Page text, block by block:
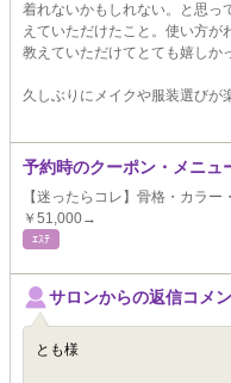
着れないかもしれない。と思っ
えていただけたこと。使い方
教えていただけてとても嬉しか
久しぶりにメイクや服装選びが
予約時のクーポン・メニュ
【迷ったらコレ】骨格・カラ
￥51,000→
ｴｽﾃ
サロンからの返信コメ
とも様